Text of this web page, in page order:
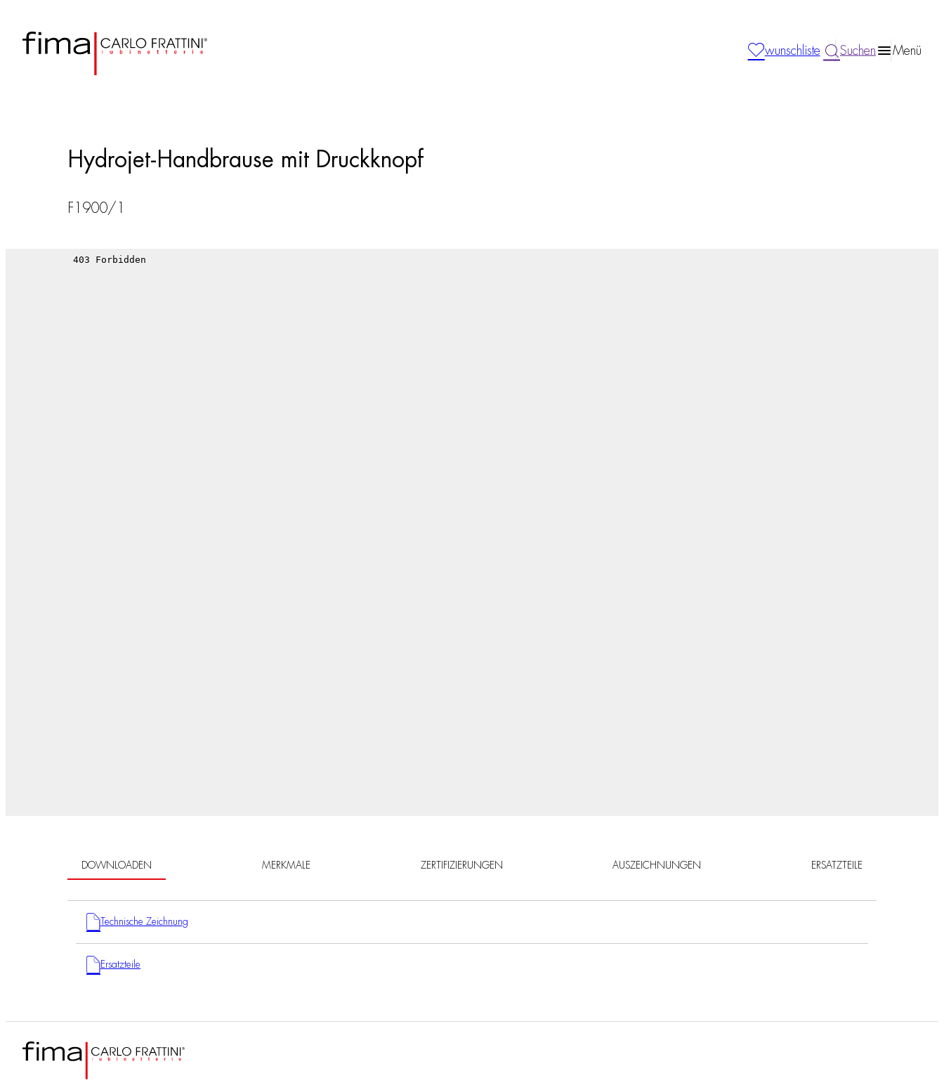
wunschliste Suchen Menü
Hydrojet-Handbrause mit Druckknopf
F1900/1
DOWNLOADEN MERKMALE ZERTIFIZIERUNGEN AUSZEICHNUNGEN ERSATZTEILE
Technische Zeichnung
Ersatzteile